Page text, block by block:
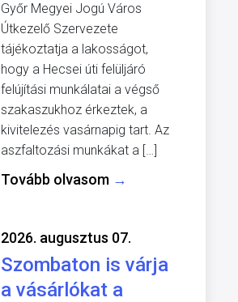
Győr Megyei Jogú Város
Útkezelő Szervezete
tájékoztatja a lakosságot,
hogy a Hecsei úti felüljáró
felújítási munkálatai a végső
szakaszukhoz érkeztek, a
kivitelezés vasárnapig tart. Az
aszfaltozási munkákat a […]
Tovább olvasom →
2026. augusztus 07.
Szombaton is várja
a vásárlókat a